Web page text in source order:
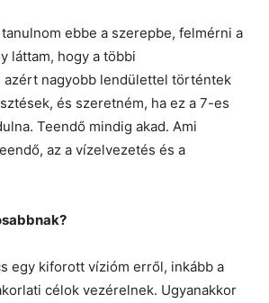
ebbe a szerepbe, felmérni a
láttam, hogy a többi
azért nagyobb lendülettel történtek
és szeretném, ha ez a 7-es
Teendő mindig akad. Ami
az a vízelvezetés és a
egy kiforott vízióm erről, inkább a
célok vezérelnek. Ugyanakkor